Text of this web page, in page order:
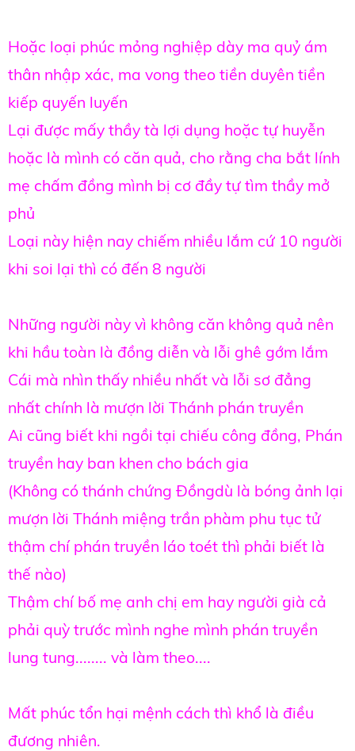
Hoặc loại phúc mỏng nghiệp dày ma quỷ ám
thân nhập xác, ma vong theo tiền duyên tiền
kiếp quyến luyến
Lại được mấy thầy tà lợi dụng hoặc tự huyễn
hoặc là mình có căn quả, cho rằng cha bắt lính
mẹ chấm đồng mình bị cơ đầy tự tìm thầy mở
phủ
Loại này hiện nay chiếm nhiều lắm cứ 10 người
khi soi lại thì có đến 8 người
Những người này vì không căn không quả nên
khi hầu toàn là đồng diễn và lỗi ghê gớm lắm
Cái mà nhìn thấy nhiều nhất và lỗi sơ đẳng
nhất chính là mượn lời Thánh phán truyền
Ai cũng biết khi ngồi tại chiếu công đồng, Phán
truyền hay ban khen cho bách gia
(Không có thánh chứng Đồngdù là bóng ảnh lại
mượn lời Thánh miệng trần phàm phu tục tử
thậm chí phán truyền láo toét thì phải biết là
thế nào)
Thậm chí bố mẹ anh chị em hay người già cả
phải quỳ trước mình nghe mình phán truyền
lung tung........ và làm theo....
Mất phúc tổn hại mệnh cách thì khổ là điều
đương nhiên.